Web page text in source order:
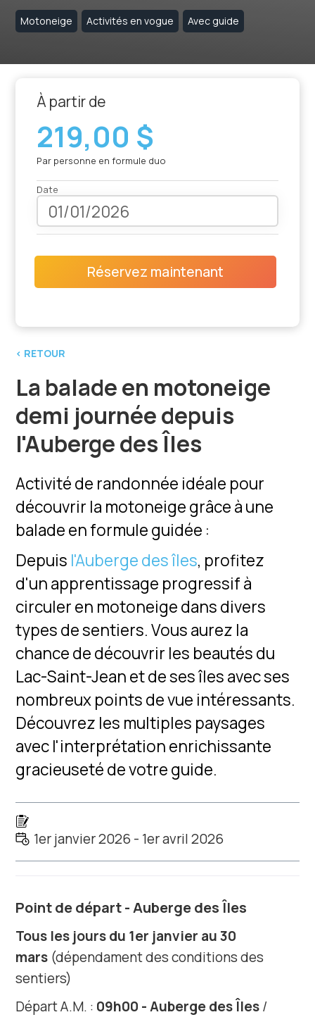
Motoneige Activités en vogue Avec guide
‹ RETOUR
La balade en motoneige
demi journée depuis
l'Auberge des Îles
Activité de randonnée idéale pour
découvrir la motoneige grâce à une
balade en formule guidée :
Depuis l'Auberge des îles, profitez
d'un apprentissage progressif à
circuler en motoneige dans divers
types de sentiers. Vous aurez la
chance de découvrir les beautés du
Lac-Saint-Jean et de ses îles avec ses
nombreux points de vue intéressants.
Découvrez les multiples paysages
avec l'interprétation enrichissante
gracieuseté de votre guide.
1er janvier 2026 - 1er avril 2026
Point de départ - Auberge des Îles
Tous les jours du 1er janvier au 30
mars (dépendament des conditions des
sentiers)
Départ A.M. : 09h00 - Auberge des Îles/
À partir de
219,00 $
Par personne en formule duo
Date
Réservez maintenant